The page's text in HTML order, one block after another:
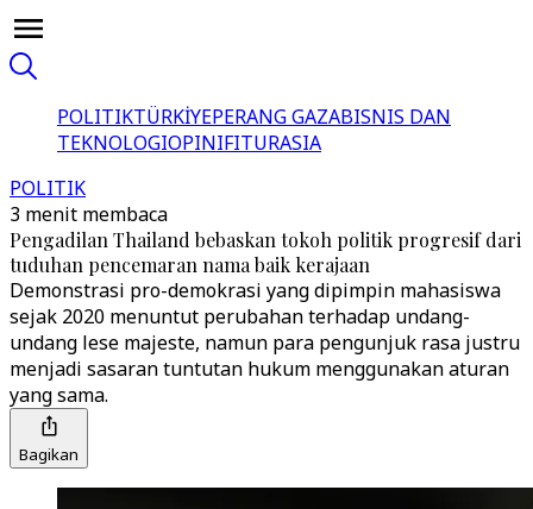
POLITIKTÜRKİYEPERANG GAZABISNIS DAN
TEKNOLOGIOPINIFITURASIA
POLITIK
3 menit membaca
Pengadilan Thailand bebaskan tokoh politik progresif dari
tuduhan pencemaran nama baik kerajaan
Demonstrasi pro-demokrasi yang dipimpin mahasiswa
sejak 2020 menuntut perubahan terhadap undang-
undang lese majeste, namun para pengunjuk rasa justru
menjadi sasaran tuntutan hukum menggunakan aturan
yang sama.
Bagikan